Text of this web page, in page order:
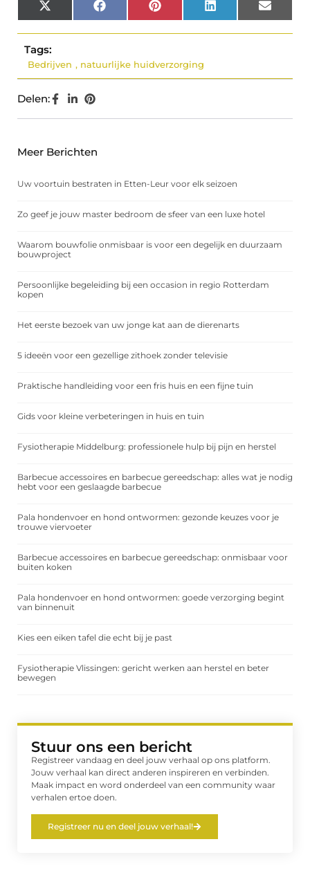
X
(Twitter)
Facebook Pinterest LinkedIn Email
Tags:
Bedrijven , natuurlijke huidverzorging
Delen:
Meer Berichten
Uw voortuin bestraten in Etten-Leur voor elk seizoen
Zo geef je jouw master bedroom de sfeer van een luxe hotel
Waarom bouwfolie onmisbaar is voor een degelijk en duurzaam
bouwproject
Persoonlijke begeleiding bij een occasion in regio Rotterdam
kopen
Het eerste bezoek van uw jonge kat aan de dierenarts
5 ideeën voor een gezellige zithoek zonder televisie
Praktische handleiding voor een fris huis en een fijne tuin
Gids voor kleine verbeteringen in huis en tuin
Fysiotherapie Middelburg: professionele hulp bij pijn en herstel
Barbecue accessoires en barbecue gereedschap: alles wat je nodig
hebt voor een geslaagde barbecue
Pala hondenvoer en hond ontwormen: gezonde keuzes voor je
trouwe viervoeter
Barbecue accessoires en barbecue gereedschap: onmisbaar voor
buiten koken
Pala hondenvoer en hond ontwormen: goede verzorging begint
van binnenuit
Kies een eiken tafel die echt bij je past
Fysiotherapie Vlissingen: gericht werken aan herstel en beter
bewegen
Stuur ons een bericht
Registreer vandaag en deel jouw verhaal op ons platform.
Jouw verhaal kan direct anderen inspireren en verbinden.
Maak impact en word onderdeel van een community waar
verhalen ertoe doen.
Registreer nu en deel jouw verhaal!